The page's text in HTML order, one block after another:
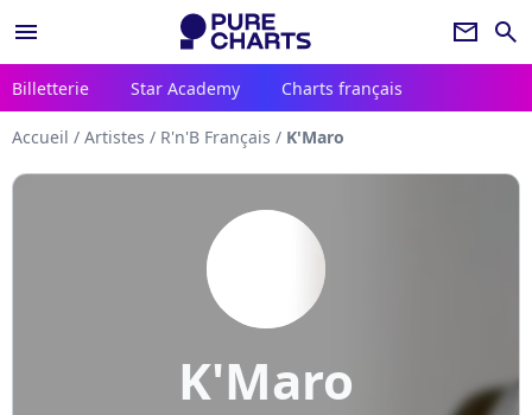
menu newsletter search
Billetterie Star Academy Charts français
Accueil / Artistes / R'n'B Français / K'Maro
K'Maro